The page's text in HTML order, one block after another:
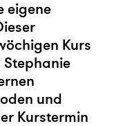
eigene
Kurs
Stephanie
und
Kurstermin